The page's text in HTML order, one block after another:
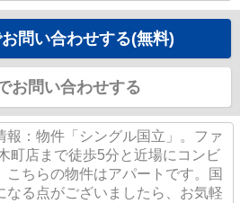
問い合わせする(無料)
お問い合わせする
報：物件「シングル国立」。ファ
町店まで徒歩5分と近場にコンビ
こちらの物件はアパートです。国
なる点がございましたら、お気軽